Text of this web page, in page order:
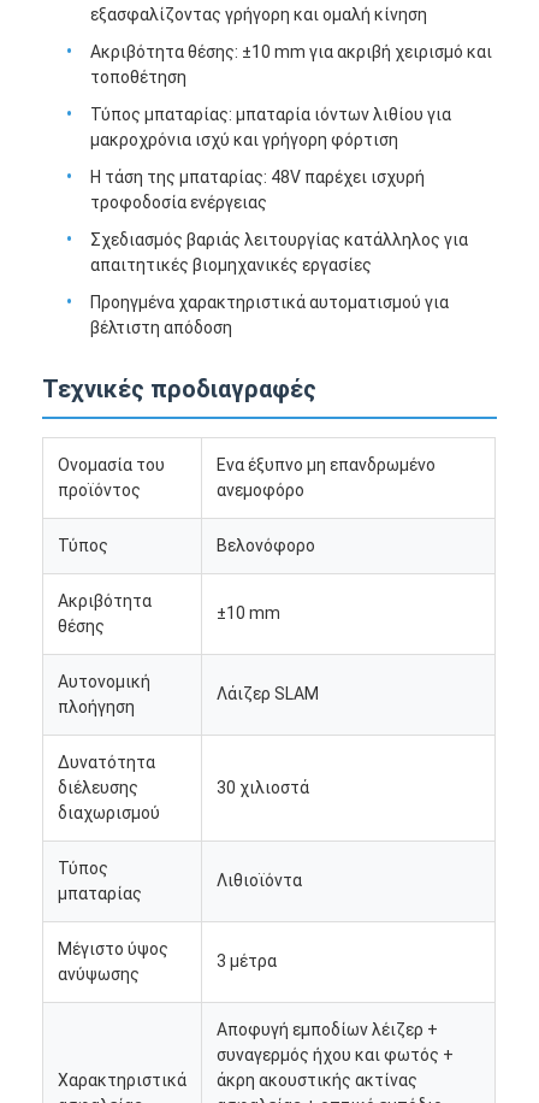
εξασφαλίζοντας γρήγορη και ομαλή κίνηση
Ακριβότητα θέσης: ±10 mm για ακριβή χειρισμό και
τοποθέτηση
Τύπος μπαταρίας: μπαταρία ιόντων λιθίου για
μακροχρόνια ισχύ και γρήγορη φόρτιση
Η τάση της μπαταρίας: 48V παρέχει ισχυρή
τροφοδοσία ενέργειας
Σχεδιασμός βαριάς λειτουργίας κατάλληλος για
απαιτητικές βιομηχανικές εργασίες
Προηγμένα χαρακτηριστικά αυτοματισμού για
βέλτιστη απόδοση
Τεχνικές προδιαγραφές
Ονομασία του
προϊόντος
Ενα έξυπνο μη επανδρωμένο
ανεμοφόρο
Τύπος Βελονόφορο
Ακριβότητα
θέσης
±10 mm
Αυτονομική
πλοήγηση
Λάιζερ SLAM
Δυνατότητα
διέλευσης
διαχωρισμού
30 χιλιοστά
Τύπος
μπαταρίας
Λιθιοϊόντα
Μέγιστο ύψος
ανύψωσης
3 μέτρα
Χαρακτηριστικά
Αποφυγή εμποδίων λέιζερ +
συναγερμός ήχου και φωτός +
άκρη ακουστικής ακτίνας